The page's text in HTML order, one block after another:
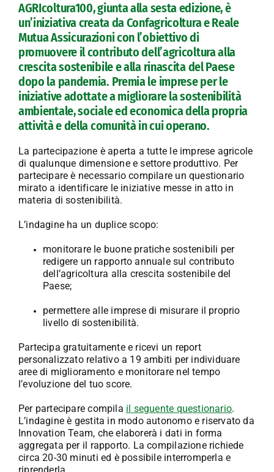
Fotogallery
Lavora con noi
Contatti
AGRIcoltura100, giunta alla sesta edizione, è
un’iniziativa creata da Confagricoltura e Reale
Mutua Assicurazioni con l’obiettivo di
promuovere il contributo dell’agricoltura alla
crescita sostenibile e alla rinascita del Paese
dopo la pandemia. Premia le imprese per le
iniziative adottate a migliorare la sostenibilità
ambientale, sociale ed economica della propria
attività e della comunità in cui operano.
La partecipazione è aperta a tutte le imprese agricole
di qualunque dimensione e settore produttivo. Per
partecipare è necessario compilare un questionario
mirato a identificare le iniziative messe in atto in
materia di sostenibilità.
L’indagine ha un duplice scopo:
monitorare le buone pratiche sostenibili per
redigere un rapporto annuale sul contributo
dell’agricoltura alla crescita sostenibile del
Paese;
permettere alle imprese di misurare il proprio
livello di sostenibilità.
Partecipa gratuitamente e ricevi un report
personalizzato relativo a 19 ambiti per individuare
aree di miglioramento e monitorare nel tempo
l’evoluzione del tuo score.
Per partecipare compila il seguente questionario.
L’indagine è gestita in modo autonomo e riservato da
Innovation Team, che elaborerà i dati in forma
aggregata per il rapporto. La compilazione richiede
circa 20-30 minuti ed è possibile interromperla e